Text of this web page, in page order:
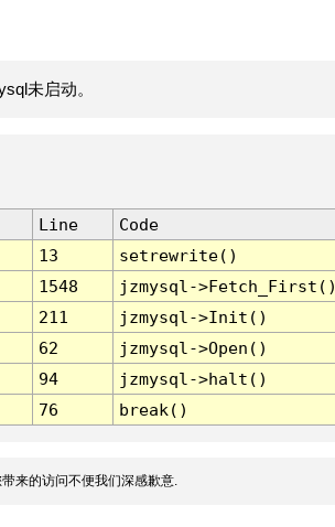
未启动。
Line
Code
13
setrewrite()
1548
jzmysql-
211
jzmysql->Init()
62
jzmysql->Open()
94
jzmysql->halt()
76 break()
来的访问不便我们深感歉意.